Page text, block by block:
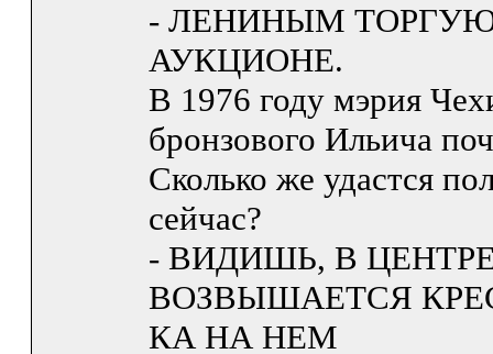
- ЛЕНИНЫМ
АУКЦИОНЕ.
В 1976 году мэрия
бронзового Ильича
Сколько же удастся
сейчас?
- ВИДИШЬ, В
ВОЗВЫШАЕТСЯ
КА НА НЕМ